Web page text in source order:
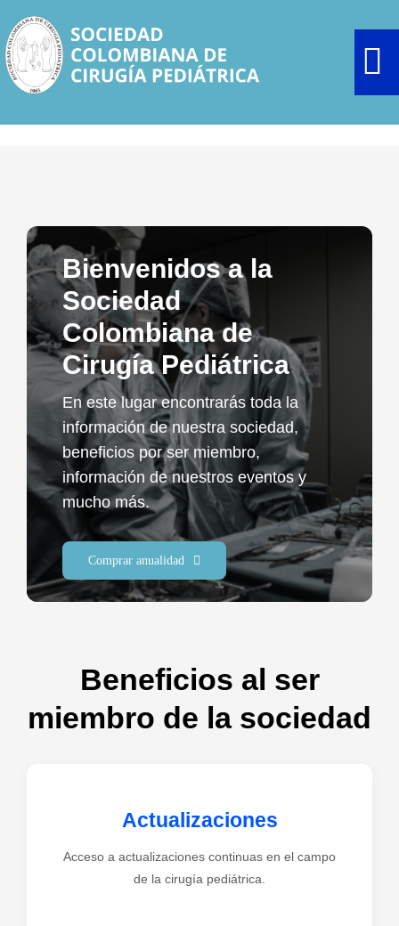
contenido
Recursos
Ser miembro
Eventos
Pagos online
Iniciar Sesión
Bienvenidos a la
Sociedad
Colombiana de
Cirugía Pediátrica
En este lugar encontrarás toda la
información de nuestra sociedad,
beneficios por ser miembro,
información de nuestros eventos y
mucho más.
Comprar anualidad
Beneficios al ser
miembro de la sociedad
Actualizaciones
Acceso a actualizaciones continuas en el campo
de la cirugía pediátrica.